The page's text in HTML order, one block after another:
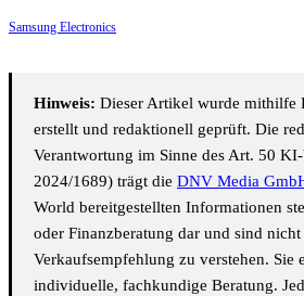
Samsung Electronics
Hinweis: Dieser Artikel wurde mithilfe
erstellt und redaktionell geprüft. Die
Verantwortung im Sinne des Art. 50
2024/1689) trägt die DNV Media
World bereitgestellten Informationen
oder Finanzberatung dar und sind
Verkaufsempfehlung zu verstehen. Sie
individuelle, fachkundige Beratung.